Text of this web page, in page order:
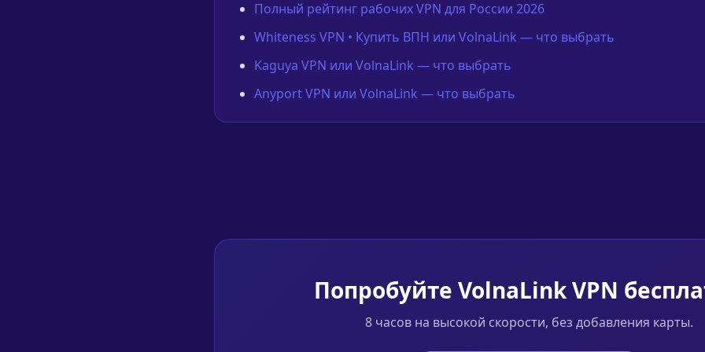
Полный рейтинг рабочих VPN для России 2026
Whiteness VPN • Купить ВПН или VolnaLink — что выбрать
Kaguya VPN или VolnaLink — что выбрать
Anyport VPN или VolnaLink — что выбрать
Попробуйте VolnaLink VPN
8 часов на высокой скорости, без добавления карты.